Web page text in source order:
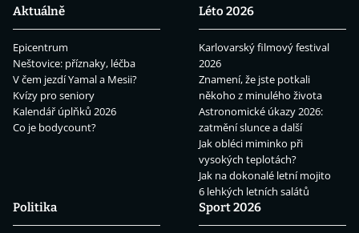
Aktuálně
Epicentrum
Neštovice: příznaky, léčba
V čem jezdí Yamal a Mesii?
Kvízy pro seniory
Kalendář úplňků 2026
Co je bodycount?
Léto 2026
Karlovarský filmový festival
2026
Znamení, že jste potkali
někoho z minulého života
Astronomické úkazy 2026:
zatmění slunce a další
Jak obléci miminko při
vysokých teplotách?
Jak na dokonalé letní mojito
6 lehkých letních salátů
Politika
Sport 2026